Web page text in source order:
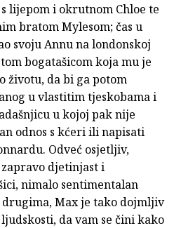
lijepom i okrutnom Chloe te
bratom Mylesom; čas u
svoju Annu na londonskoj
bogatašicom koja mu je
životu, da bi ga potom
u vlastitim tjeskobama i
u kojoj pak nije
odnos s kćeri ili napisati
Odveć osjetljiv,
djetinjast i
nimalo sentimentalan
Max je tako dojmljiv
da vam se čini kako